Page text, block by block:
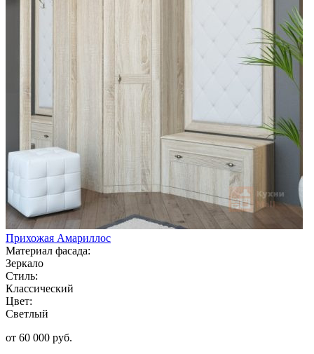
Прихожая Амариллос
Материал фасада:
Зеркало
Стиль:
Классический
Цвет:
Светлый
от 60 000 руб.